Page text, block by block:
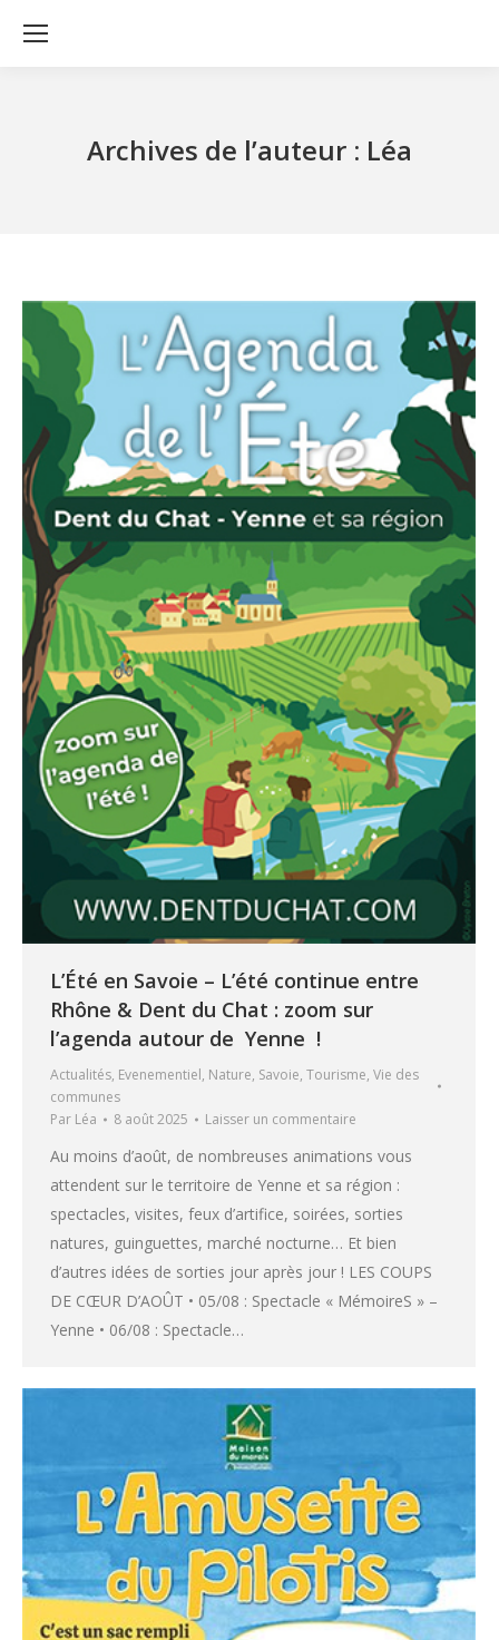
Archives de l’auteur : Léa
L’Été en Savoie – L’été continue entre
Rhône & Dent du Chat : zoom sur
l’agenda autour de Yenne !
Actualités, Evenementiel, Nature, Savoie, Tourisme, Vie des
communes
Par Léa 8 août 2025 Laisser un commentaire
Au moins d’août, de nombreuses animations vous
attendent sur le territoire de Yenne et sa région :
spectacles, visites, feux d’artifice, soirées, sorties
natures, guinguettes, marché nocturne… Et bien
d’autres idées de sorties jour après jour ! LES COUPS
DE CŒUR D’AOÛT • 05/08 : Spectacle « MémoireS » –
Yenne • 06/08 : Spectacle…